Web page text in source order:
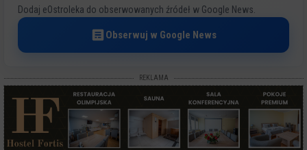
Dodaj eOstroleka do obserwowanych źródeł w Google News.
Obserwuj w Google News
REKLAMA